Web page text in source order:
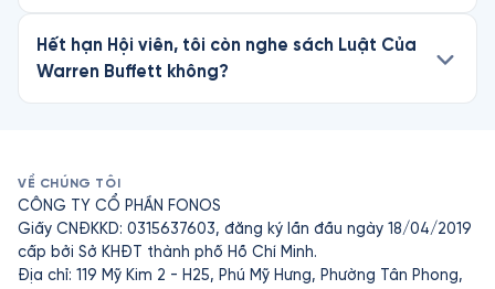
Hết hạn Hội viên, tôi còn nghe sách Luật Của
Warren Buffett không?
VỀ CHÚNG TÔI
CÔNG TY CỔ PHẦN FONOS
Giấy CNĐKKD: 0315637603, đăng ký lần đầu ngày 18/04/2019
cấp bởi Sở KHĐT thành phố Hồ Chí Minh.
Địa chỉ: 119 Mỹ Kim 2 - H25, Phú Mỹ Hưng, Phường Tân Phong,